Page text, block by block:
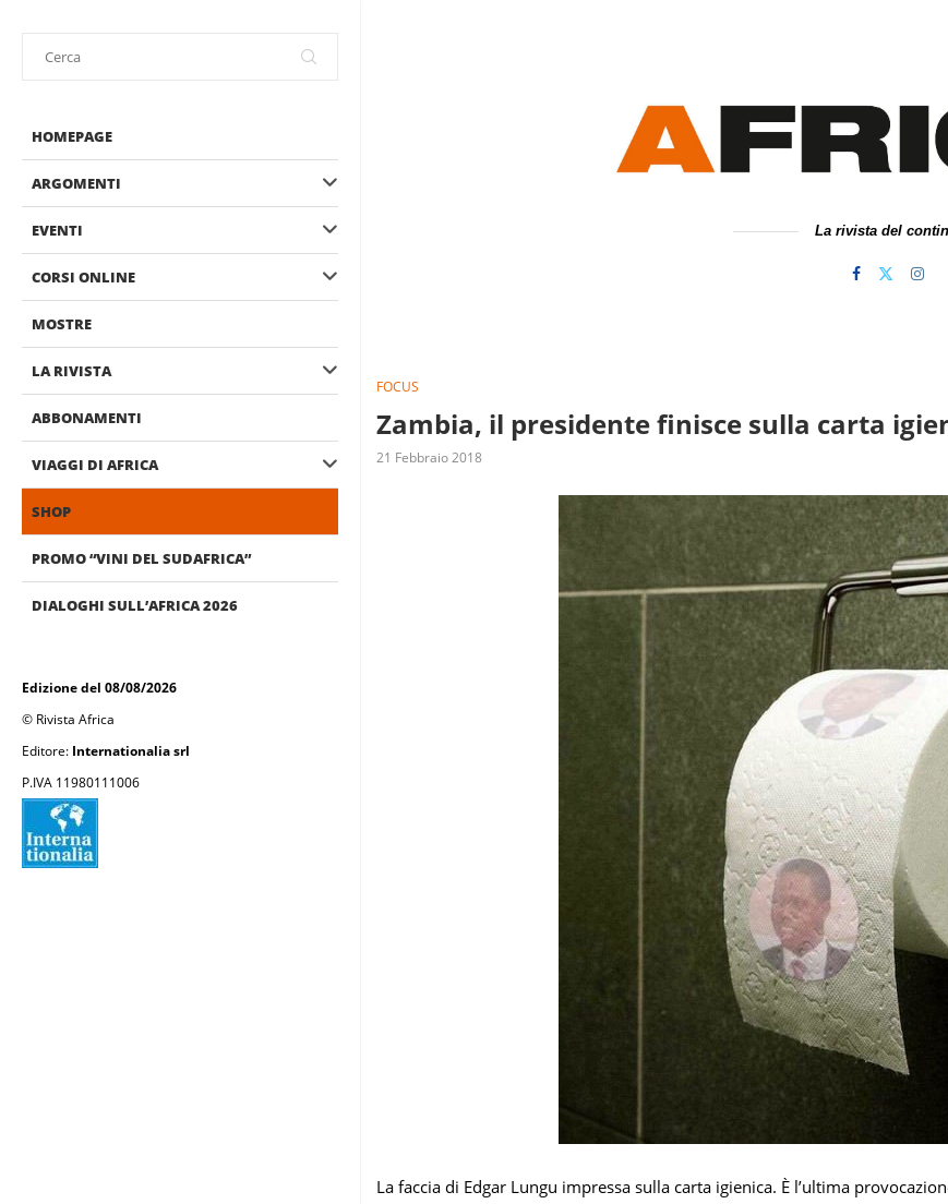
HOMEPAGE
ARGOMENTI
EVENTI
CORSI ONLINE
MOSTRE
LA RIVISTA
ABBONAMENTI
VIAGGI DI AFRICA
SHOP
PROMO “VINI DEL SUDAFRICA”
DIALOGHI SULL’AFRICA 2026
Edizione del 08/08/2026
© Rivista Africa
Editore: Internationalia srl
P.IVA 11980111006
La rivista del
FOCUS
Zambia, il presidente finisce sulla carta
21 Febbraio 2018
La faccia di Edgar Lungu impressa sulla carta igienica. È l’ultima